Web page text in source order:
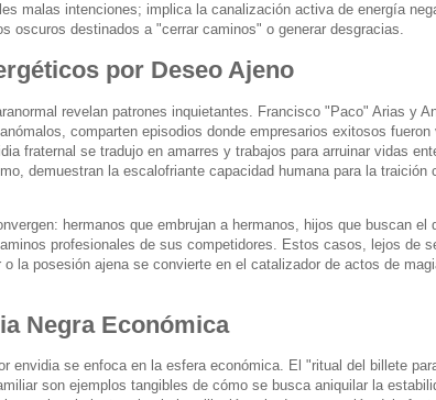
malas intenciones; implica la canalización activa de energía
oscuros destinados a "cerrar caminos" o generar desgracias.
por Deseo Ajeno
revelan patrones inquietantes. Francisco "Paco" Arias y
comparten episodios donde empresarios exitosos
fraternal se tradujo en amarres y trabajos para arruinar vidas
demuestran la escalofriante capacidad humana para la traición
hermanos que embrujan a hermanos, hijos que buscan
profesionales de sus competidores. Estos casos, lejos de
la posesión ajena se convierte en el catalizador de actos de
Negra Económica
envidia se enfoca en la esfera económica. El "ritual del billete
son ejemplos tangibles de cómo se busca aniquilar la